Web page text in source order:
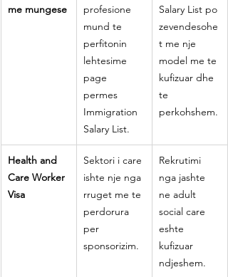
me mungese
profesione
mund te
perfitonin
lehtesime
page
permes
Immigration
Salary List.
Salary List po
zevendesohe
t me nje
model me te
kufizuar dhe
te
perkohshem.
Health and
Care Worker
Visa
Sektori i care
ishte nje nga
rruget me te
perdorura
per
sponsorizim.
Rekrutimi
nga jashte
ne adult
social care
eshte
kufizuar
ndjeshem.